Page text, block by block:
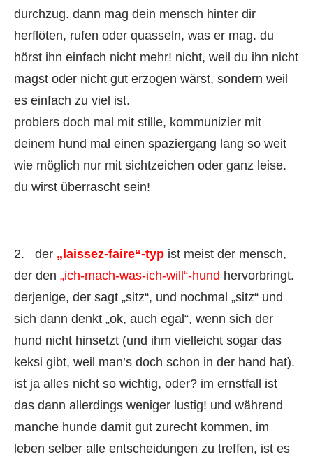
durchzug. dann mag dein mensch hinter dir
herflöten, rufen oder quasseln, was er mag. du
hörst ihn einfach nicht mehr! nicht, weil du ihn nicht
magst oder nicht gut erzogen wärst, sondern weil
es einfach zu viel ist.
probiers doch mal mit stille, kommunizier mit
deinem hund mal einen spaziergang lang so weit
wie möglich nur mit sichtzeichen oder ganz leise.
du wirst überrascht sein!
2. der „laissez-faire“-typ ist meist der mensch,
der den „ich-mach-was-ich-will“-hund hervorbringt.
derjenige, der sagt „sitz“, und nochmal „sitz“ und
sich dann denkt „ok, auch egal“, wenn sich der
hund nicht hinsetzt (und ihm vielleicht sogar das
keksi gibt, weil man’s doch schon in der hand hat).
ist ja alles nicht so wichtig, oder? im ernstfall ist
das dann allerdings weniger lustig! und während
manche hunde damit gut zurecht kommen, im
leben selber alle entscheidungen zu treffen, ist es